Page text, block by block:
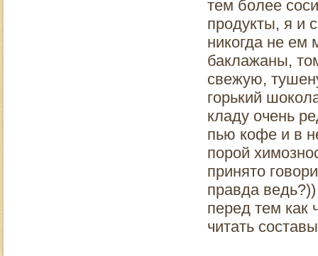
тем более
продукты, я и
никогда не
баклажаны,
свежую,
горький
кладу очень
пью кофе и в
порой
принято
правда
перед тем как
читать